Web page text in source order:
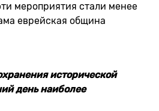
мероприятия стали менее
еврейская община
исторической
день наиболее